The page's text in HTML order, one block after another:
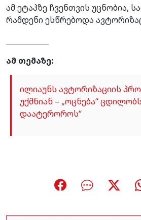
ამ ეტაპზე ჩვენთვის უცნობია,
რამდენი ესწრებოდა
ამ თემაზე:
ილიაუნს ავტორიზაციის
უქმნიან – „ოცნება“
დაატეროროს“